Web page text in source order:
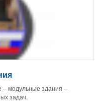
– модульные здания –
задач.